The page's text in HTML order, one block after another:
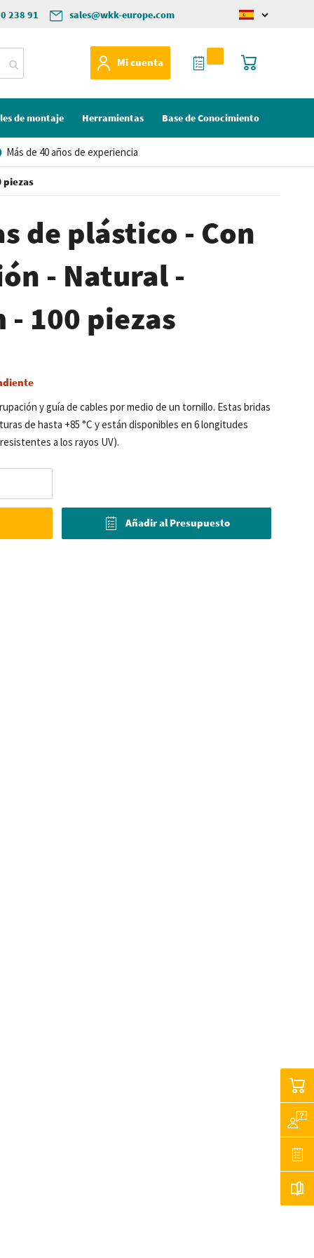
sales@wkk-europe.com
238 91
Change
Mi cuenta
Mi cesta
Mi Cotización
de montaje Herramientas Base de Conocimiento
Más de 40 años de experiencia
piezas
de plástico - Con
- Natural -
100 piezas
y guía de cables por medio de un tornillo. Estas bridas
de hasta +85 °C y están disponibles en 6 longitudes
a los rayos UV).
Añadir al Presupuesto